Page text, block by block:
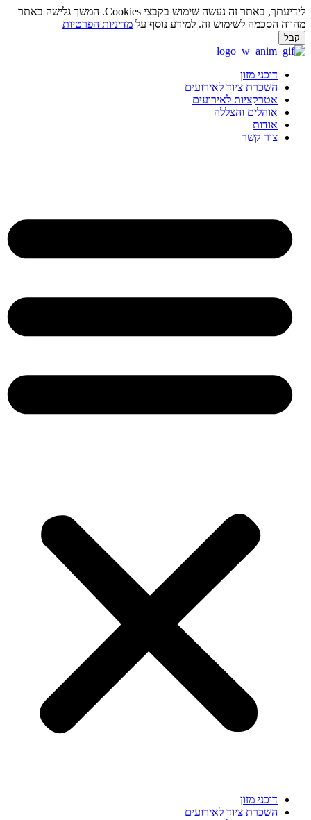
לידיעתך, באתר זה נעשה שימוש בקבצי Cookies. המשך גלישה באתר
מהווה הסכמה לשימוש זה. למידע נוסף עלמדיניות הפרטיות
קבל
דלג
דוכני מזון
השכרת ציוד לאירועים
אטרקציות לאירועים
אוהלים והצללה
אודות
צור קשר
דוכני מזון
השכרת ציוד לאירועים